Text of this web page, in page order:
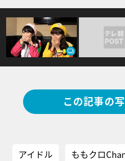
この記事の
アイドル ももクロ